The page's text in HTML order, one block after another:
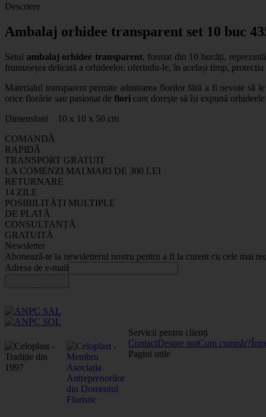
Descriere
Ambalaj orhidee transparent set 10 buc
Setul ambalaj orhidee transparent, format din 10 bucăți,
frumusețea delicată a orhideelor, oferindu-le, în același timp, protecția
Materialul transparent permite admirarea florilor fără a fi nevoie să
orice florărie sau pasionat de flori care dorește să își expună
Dimensiuni 10 x 10 x 50 cm
COMANDĂ
RAPIDĂ
TRANSPORT GRATUIT
LA COMENZI MAI MARI DE 300 LEI
RETURNARE
14 ZILE
POSIBILITĂȚI MULTIPLE
DE PLATĂ
CONSULTANȚĂ
GRATUITĂ
Newsletter
Abonează-te la newsletterul nostru pentru a fi la curent cu cele mai
Adresa de e-mail
Servicii pentru clienți
ContactDespre noiCum cumpăr?
Pagini utile